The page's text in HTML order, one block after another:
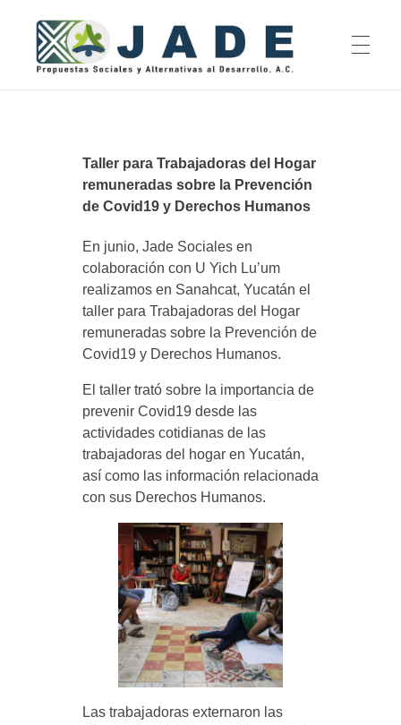
QUIENES SOMOS
Misión y Visión
Consejo Asesor
EJES DE ACCIÓN
Investigación
Proyectos Sociales
ACTIVIDADES
AVISO DE PRIVACIDAD
Taller para Trabajadoras del Hogar
remuneradas sobre la Prevención
de Covid19 y Derechos Humanos
En junio, Jade Sociales en
colaboración con U Yich Lu’um
realizamos en Sanahcat, Yucatán el
taller para Trabajadoras del Hogar
remuneradas sobre la Prevención de
Covid19 y Derechos Humanos.
El taller trató sobre la importancia de
prevenir Covid19 desde las
actividades cotidianas de las
trabajadoras del hogar en Yucatán,
así como las información relacionada
con sus Derechos Humanos.
Las trabajadoras externaron las